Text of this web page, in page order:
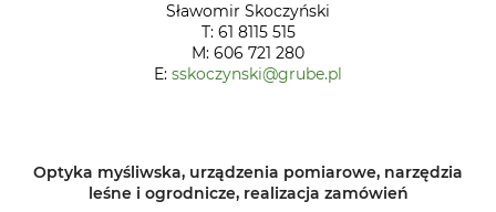
Sławomir Skoczyński
T: 61 8115 515
M: 606 721 280
E: sskoczynski@grube.pl
Optyka myśliwska, urządzenia pomiarowe, narzędzia
leśne i ogrodnicze, realizacja zamówień